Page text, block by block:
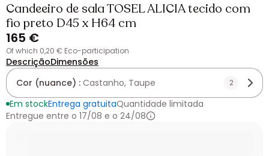
Candeeiro de sala TOSEL ALICIA tecido com
fio preto D45 x H64 cm
165 €
of which 0,20 € Eco-participation
DescriçãoDimensões
Cor (nuance) : Castanho, Taupe 2
Em stockEntrega gratuitaQuantidade limitada
Entregue entre o 17/08 e o 24/08